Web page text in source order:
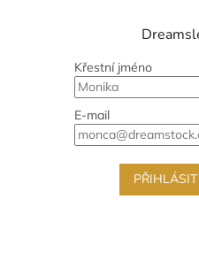
Křestní jméno
E-mail